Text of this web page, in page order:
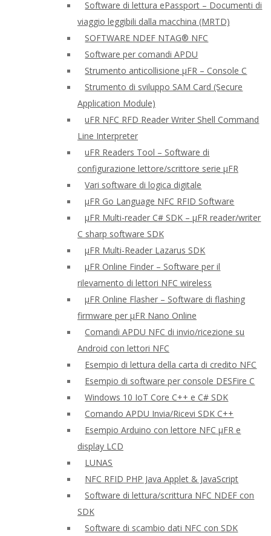
Software di lettura ePassport – Documenti di
viaggio leggibili dalla macchina (MRTD)
SOFTWARE NDEF NTAG® NFC
Software per comandi APDU
Strumento anticollisione μFR – Console C
Strumento di sviluppo SAM Card (Secure
Application Module)
uFR NFC RFD Reader Writer Shell Command
Line Interpreter
uFR Readers Tool – Software di
configurazione lettore/scrittore serie μFR
Vari software di logica digitale
μFR Go Language NFC RFID Software
μFR Multi-reader C# SDK – μFR reader/writer
C sharp software SDK
μFR Multi-Reader Lazarus SDK
μFR Online Finder – Software per il
rilevamento di lettori NFC wireless
μFR Online Flasher – Software di flashing
firmware per μFR Nano Online
Comandi APDU NFC di invio/ricezione su
Android con lettori NFC
Esempio di lettura della carta di credito NFC
Esempio di software per console DESFire C
Windows 10 IoT Core C++ e C# SDK
Comando APDU Invia/Ricevi SDK C++
Esempio Arduino con lettore NFC μFR e
display LCD
LUNAS
NFC RFID PHP Java Applet & JavaScript
Software di lettura/scrittura NFC NDEF con
SDK
Software di scambio dati NFC con SDK